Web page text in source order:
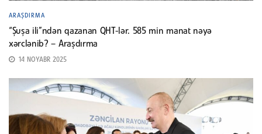
ARAŞDIRMA
“Şuşa ili”ndən qazanan QHT-lər. 585 min manat nəyə
xərclənib? – Araşdırma
14 NOYABR 2025